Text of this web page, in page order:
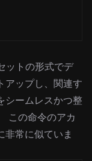
ットの形式でデ
アップし、関連す
シームレスかつ整
この命令のアカ
非常に似ていま